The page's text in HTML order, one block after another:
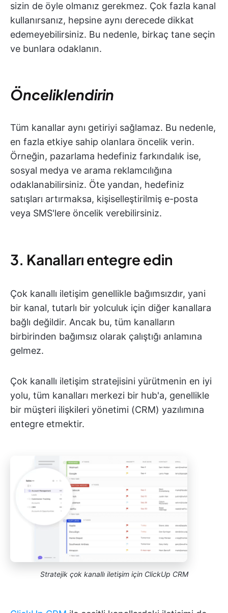
sizin de öyle olmanız gerekmez. Çok fazla kanal
kullanırsanız, hepsine aynı derecede dikkat
edemeyebilirsiniz. Bu nedenle, birkaç tane seçin
ve bunlara odaklanın.
Önceliklendirin
Tüm kanallar aynı getiriyi sağlamaz. Bu nedenle,
en fazla etkiye sahip olanlara öncelik verin.
Örneğin, pazarlama hedefiniz farkındalık ise,
sosyal medya ve arama reklamcılığına
odaklanabilirsiniz. Öte yandan, hedefiniz
satışları artırmaksa, kişiselleştirilmiş e-posta
veya SMS'lere öncelik verebilirsiniz.
3. Kanalları entegre edin
Çok kanallı iletişim genellikle bağımsızdır, yani
bir kanal, tutarlı bir yolculuk için diğer kanallara
bağlı değildir. Ancak bu, tüm kanalların
birbirinden bağımsız olarak çalıştığı anlamına
gelmez.
Çok kanallı iletişim stratejisini yürütmenin en iyi
yolu, tüm kanalları merkezi bir hub'a, genellikle
bir müşteri ilişkileri yönetimi (CRM) yazılımına
entegre etmektir.
Stratejik çok kanallı iletişim için ClickUp CRM